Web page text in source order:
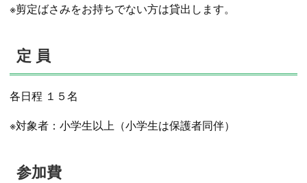
※剪定ばさみをお持ちでない方は貸出します。
定 員
各日程 １５名
※対象者：小学生以上（小学生は保護者同伴）
参加費